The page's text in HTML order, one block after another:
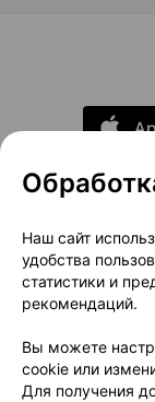
О
Наш сайт
удобства
статистики и
рекомендаций.
Вы можете
cookie или
Для получения